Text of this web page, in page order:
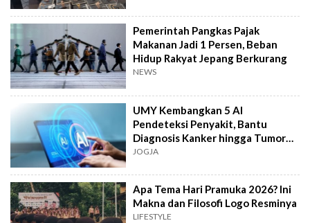
Pemerintah Pangkas Pajak
Makanan Jadi 1 Persen, Beban
Hidup Rakyat Jepang Berkurang
NEWS
UMY Kembangkan 5 AI
Pendeteksi Penyakit, Bantu
Diagnosis Kanker hingga Tumor
Otak Lebih Cepat
JOGJA
Apa Tema Hari Pramuka 2026? Ini
Makna dan Filosofi Logo Resminya
LIFESTYLE